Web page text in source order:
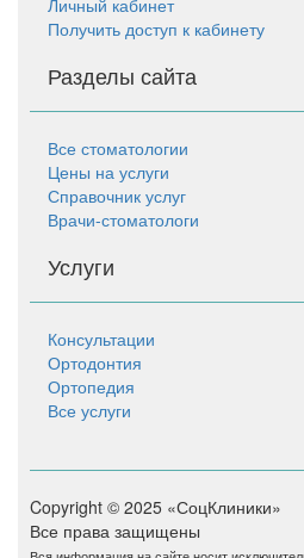
Получить доступ к кабинету
Разделы сайта
Все стоматологии
Цены на услуги
Справочник услуг
Врачи-стоматологи
Услуги
Консультации
Ортодонтия
Ортопедия
Все услуги
Copyright © 2025 «СоцКлиники»
Все права защищены